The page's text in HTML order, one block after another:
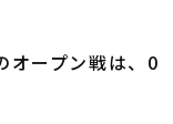
ープン戦は、0